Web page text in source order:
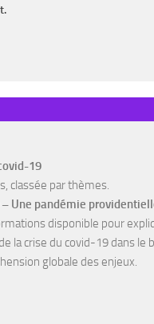
19
classée par thèmes.
– Une pandémie
disponible pour
la crise du covid-19 dans le
globale des enjeux.